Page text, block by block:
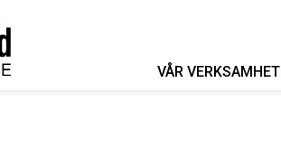
VÅR VERKSAMHET